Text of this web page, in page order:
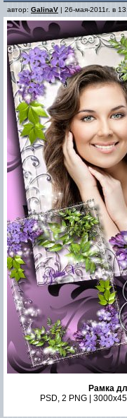
автор: GalinaV | 26-мая-2011г. в
Рамка
PSD, 2 PNG |